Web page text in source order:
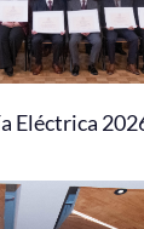
Eléctrica